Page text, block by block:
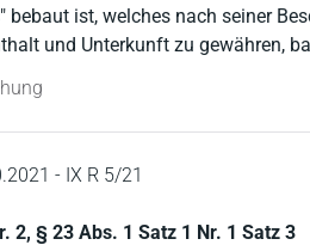
bebaut ist, welches nach seiner
und Unterkunft zu gewähren,
- IX R 5/21
2, § 23 Abs. 1 Satz 1 Nr. 1 Satz 3